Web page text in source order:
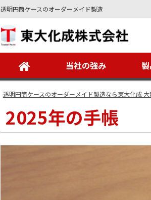
透明円筒ケースのオーダーメイド製造
当社の強み
透明円筒ケースのオーダーメイド製造なら東大化成
2025年の手帳